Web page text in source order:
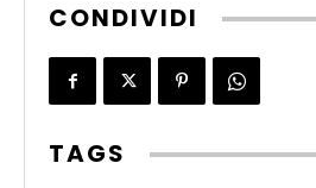
CONDIVIDI
TAGS